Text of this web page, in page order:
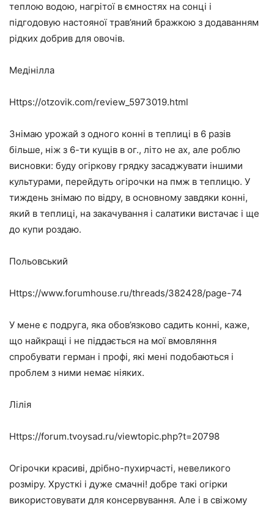
теплою водою, нагрітої в ємностях на сонці і
підгодовую настояної трав’яний бражкою з додаванням
рідких добрив для овочів.
Медінілла
Https://otzovik.com/review_5973019.html
Знімаю урожай з одного конні в теплиці в 6 разів
більше, ніж з 6-ти кущів в ог., літо не ах, але роблю
висновки: буду огіркову грядку засаджувати іншими
культурами, перейдуть огірочки на пмж в теплицю. У
тиждень знімаю по відру, в основному завдяки конні,
який в теплиці, на закачування і салатики вистачає і ще
до купи роздаю.
Польовський
Https://www.forumhouse.ru/threads/382428/page-74
У мене є подруга, яка обов’язково садить конні, каже,
що найкращі і не піддається на мої вмовляння
спробувати герман і профі, які мені подобаються і
проблем з ними немає ніяких.
Лілія
Https://forum.tvoysad.ru/viewtopic.php?t=20798
Огірочки красиві, дрібно-пухирчасті, невеликого
розміру. Хрусткі і дуже смачні! добре такі огірки
використовувати для консервування. Але і в свіжому